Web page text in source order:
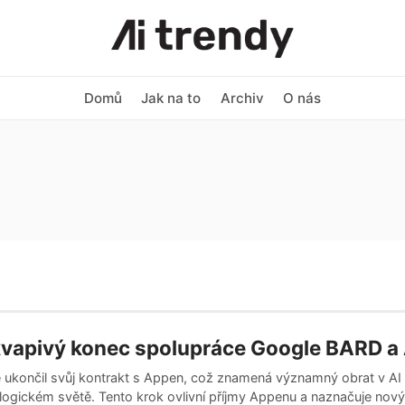
Domů Jak na to Archiv O nás
konec spolupráce Google BARD
ukončil svůj kontrakt s Appen, což znamená významný obrat v AI
světě. Tento krok ovlivní příjmy Appenu a naznačuje